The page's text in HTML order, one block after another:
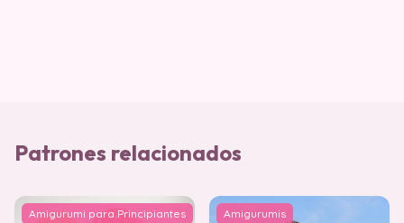
Patrones relacionados
Amigurumi para Principiantes Amigurumis